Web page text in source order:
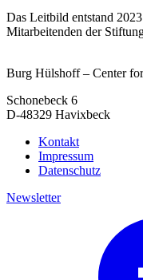
Das Leitbild entstand
Mitarbeitenden der
Burg Hülshoff – Center
Schonebeck 6
D-48329 Havixbeck
Kontakt
Impressum
Datenschutz
Newsletter